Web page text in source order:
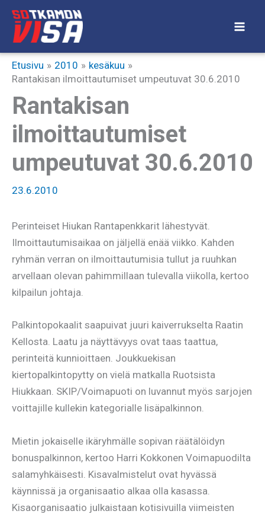
Siirry
sisältöön
Etusivu 2010
kesäkuu
Rantakisan ilmoittautumiset umpeutuvat 30.6.2010
Rantakisan
ilmoittautumiset
umpeutuvat 30.6.2010
23.6.2010
Perinteiset Hiukan Rantapenkkarit lähestyvät.
Ilmoittautumisaikaa on jäljellä enää viikko. Kahden
ryhmän verran on ilmoittautumisia tullut ja ruuhkan
arvellaan olevan pahimmillaan tulevalla viikolla, kertoo
kilpailun johtaja.
Palkintopokaalit saapuivat juuri kaiverrukselta Raatin
Kellosta. Laatu ja näyttävyys ovat taas taattua,
perinteitä kunnioittaen. Joukkuekisan
kiertopalkintopytty on vielä matkalla Ruotsista
Hiukkaan. SKIP/Voimapuoti on luvannut myös sarjojen
voittajille kullekin kategorialle lisäpalkinnon.
Mietin jokaiselle ikäryhmälle sopivan räätälöidyn
bonuspalkinnon, kertoo Harri Kokkonen Voimapuodilta
salamyhkäisesti. Kisavalmistelut ovat hyvässä
käynnissä ja organisaatio alkaa olla kasassa.
Kisaorganisaatio julkaistaan kotisivuilla viimeisten